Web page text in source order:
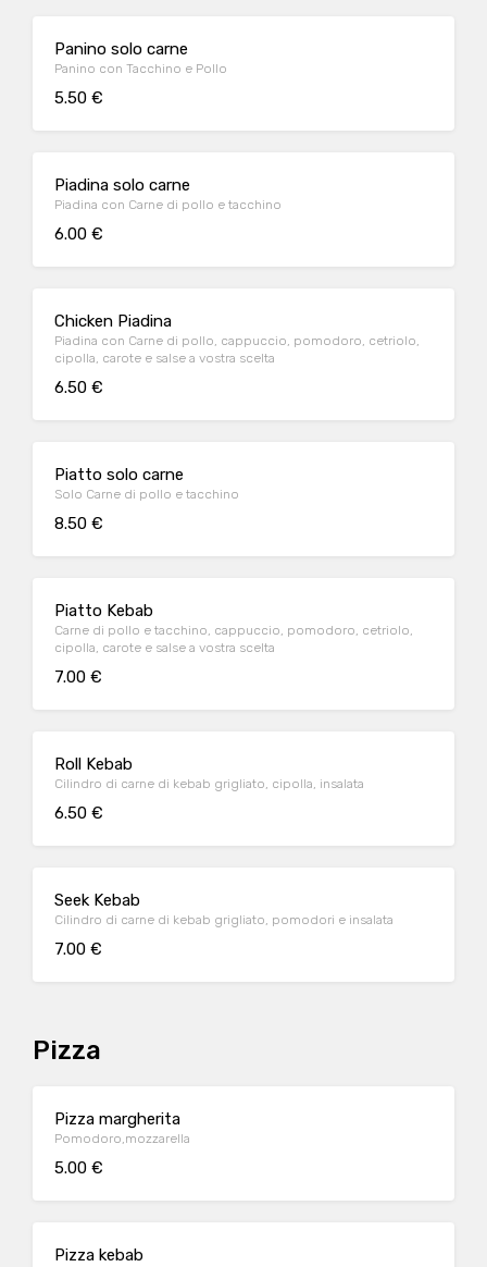
Panino solo carne
Panino con Tacchino e Pollo
5.50 €
Piadina solo carne
Piadina con Carne di pollo e tacchino
6.00 €
Chicken Piadina
Piadina con Carne di pollo, cappuccio, pomodoro, cetriolo,
cipolla, carote e salse a vostra scelta
6.50 €
Piatto solo carne
Solo Carne di pollo e tacchino
8.50 €
Piatto Kebab
Carne di pollo e tacchino, cappuccio, pomodoro, cetriolo,
cipolla, carote e salse a vostra scelta
7.00 €
Roll Kebab
Cilindro di carne di kebab grigliato, cipolla, insalata
6.50 €
Seek Kebab
Cilindro di carne di kebab grigliato, pomodori e insalata
7.00 €
Pizza
Pizza margherita
Pomodoro,mozzarella
5.00 €
Pizza kebab